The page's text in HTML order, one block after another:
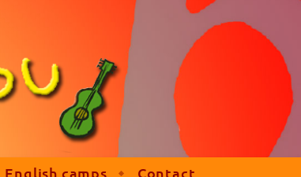
English camps Contact